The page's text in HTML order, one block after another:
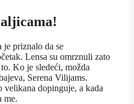
je priznalo da se
Lensa su omrznuli zato
Ko je sledeći, možda
Serena Vilijams.
velikana dopinguje, a kada
me.